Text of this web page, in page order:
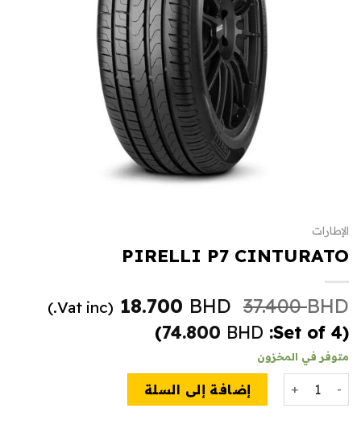
الإطارات
PIRELLI P7 CINTURATO
37.400BHD
السعر
الأصلي
هو:
18.700 BHD
السعر
الحالي
(Vat inc.)
(Set of 4:
74.800 BHD
)
متوفر في المخزون
إضافة إلى السلة